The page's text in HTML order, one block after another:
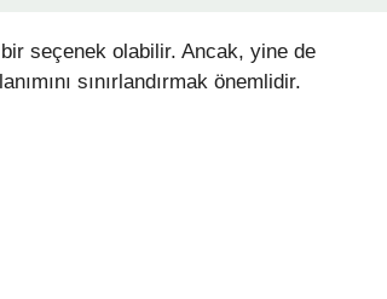
seçenek olabilir. Ancak, yine de
sınırlandırmak önemlidir.